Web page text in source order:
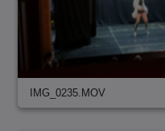
IMG_0235.MOV